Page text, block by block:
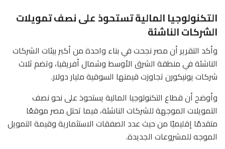
التكنولوجيا المالية تستحوذ على نصف تمويلات
الشركات الناشئة
وأكد التقرير أن مصر نجحت في بناء واحدة من أكبر بيئات الشركات
الناشئة في منطقة الشرق الأوسط وشمال أفريقيا، وتضم ثلاث
شركات يونيكورن تجاوزت قيمتها السوقية مليار دولار.
وأوضح أن قطاع التكنولوجيا المالية يستحوذ على نحو نصف
التمويلات الموجهة للشركات الناشئة، فيما تحتل مصر موقعًا
متقدمًا إقليميًا من حيث عدد الصفقات الاستثمارية وقيمة التمويل
الموجه للمشروعات الجديدة.